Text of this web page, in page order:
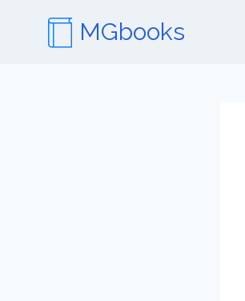
содержимому
MGbooks